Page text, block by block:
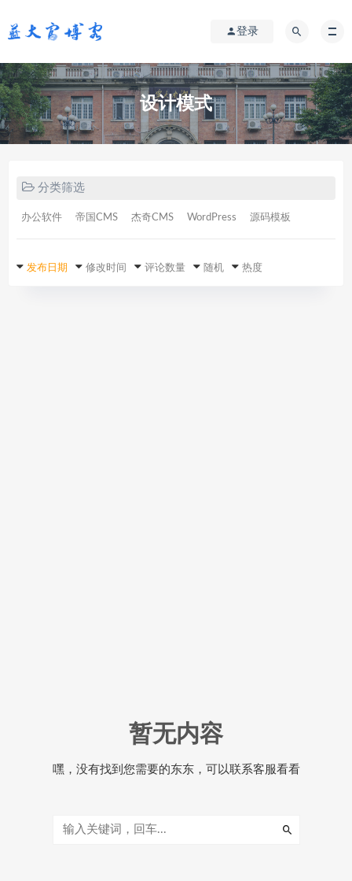
登录
设计模式
分类筛选
办公软件 帝国CMS 杰奇CMS WordPress 源码模板
发布日期 修改时间 评论数量 随机 热度
暂无内容
嘿，没有找到您需要的东东，可以联系客服看看